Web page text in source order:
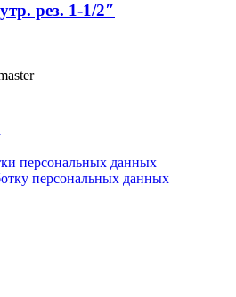
рез. 1-1/2″
персональных данных
персональных данных